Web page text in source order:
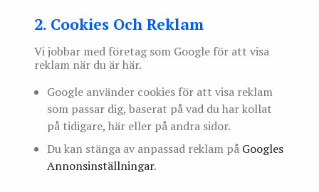
2. Cookies Och Reklam
Vi jobbar med företag som Google för att visa
reklam när du är här.
Google använder cookies för att visa reklam
som passar dig, baserat på vad du har kollat
på tidigare, här eller på andra sidor.
Du kan stänga av anpassad reklam på Googles
Annonsinställningar.